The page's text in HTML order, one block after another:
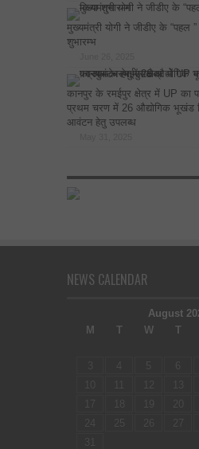
मुख्यमंत्री योगी ने जीडीए के “पहल ”
शुभारम्भ
कानपुर के रमईपुर क्षेत्र में UP का
प्रथम चरण में 26 औद्योगिक भूखंड
आवंटन हेतु उपलब्ध
NEWS CALENDAR
August
M
T W T
3
5
10
11 12 13
17
18 19 20
24
25 26 27
31